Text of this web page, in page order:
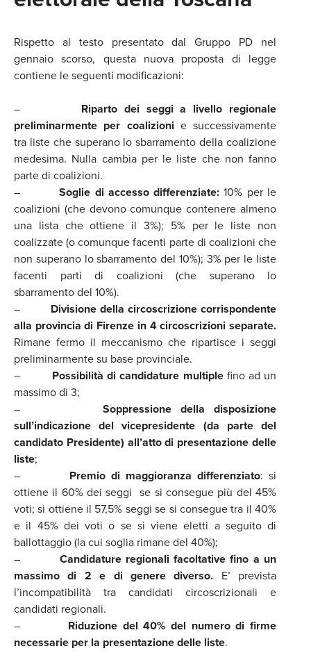
Rispetto al testo presentato dal Gruppo PD nel
gennaio scorso, questa nuova proposta di legge
contiene le seguenti modificazioni:
– Riparto dei seggi a livello regionale
preliminarmente per coalizioni e successivamente
tra liste che superano lo sbarramento della coalizione
medesima. Nulla cambia per le liste che non fanno
parte di coalizioni.
–Soglie di accesso differenziate: 10% per le
coalizioni (che devono comunque contenere almeno
una lista che ottiene il 3%); 5% per le liste non
coalizzate (o comunque facenti parte di coalizioni che
non superano lo sbarramento del 10%); 3% per le liste
facenti parti di coalizioni (che superano lo
sbarramento del 10%).
– Divisione della circoscrizione corrispondente
alla provincia di Firenze in 4 circoscrizioni separate.
Rimane fermo il meccanismo che ripartisce i seggi
preliminarmente su base provinciale.
– Possibilità di candidature multiplefino ad un
massimo di 3;
– Soppressione della disposizione
sull’indicazione del vicepresidente (da parte del
candidato Presidente) all’atto di presentazione delle
liste;
– Premio di maggioranza differenziato: si
ottiene il 60% dei seggi se si consegue più del 45%
voti; si ottiene il 57,5% seggi se si consegue tra il 40%
e il 45% dei voti o se si viene eletti a seguito di
ballottaggio (la cui soglia rimane del 40%);
– Candidature regionali facoltative fino a un
massimo di 2 e di genere diverso. E’ prevista
l’incompatibilità tra candidati circoscrizionali e
candidati regionali.
– Riduzione del 40% del numero di firme
necessarie per la presentazione delle liste.